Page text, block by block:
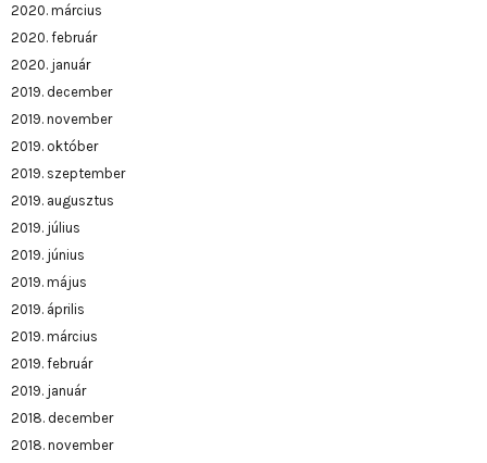
2020. március
2020. február
2020. január
2019. december
2019. november
2019. október
2019. szeptember
2019. augusztus
2019. július
2019. június
2019. május
2019. április
2019. március
2019. február
2019. január
2018. december
2018. november